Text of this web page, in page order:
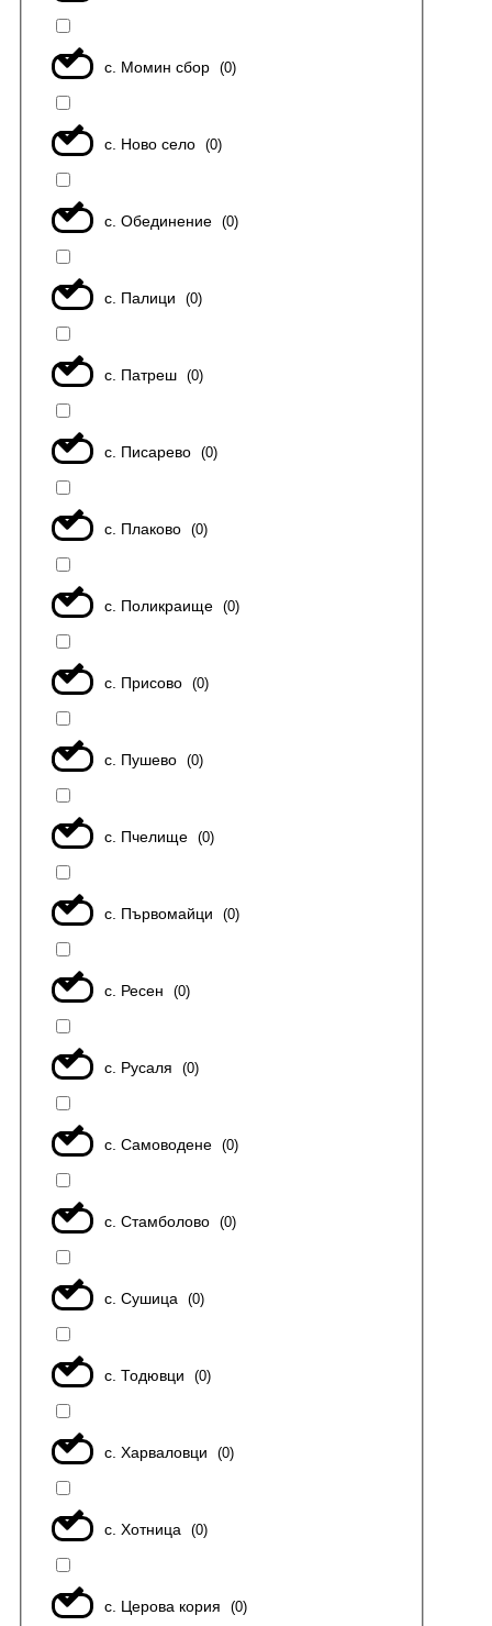
с. Момин сбор (0)
с. Ново село (0)
с. Обединение (0)
с. Палици (0)
с. Патреш (0)
с. Писарево (0)
с. Плаково (0)
с. Поликраище (0)
с. Присово (0)
с. Пушево (0)
с. Пчелище (0)
с. Първомайци (0)
с. Ресен (0)
с. Русаля (0)
с. Самоводене (0)
с. Стамболово (0)
с. Сушица (0)
с. Тодювци (0)
с. Харваловци (0)
с. Хотница (0)
с. Церова кория (0)